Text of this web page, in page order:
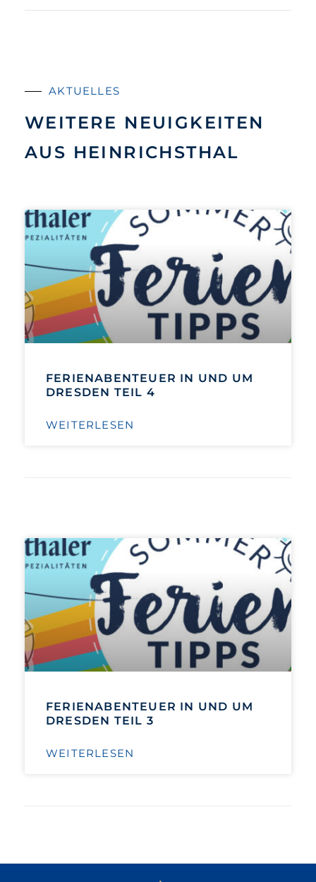
AKTUELLES
WEITERE NEUIGKEITEN
AUS HEINRICHSTHAL
FERIENABENTEUER IN UND UM
DRESDEN TEIL 4
WEITERLESEN
FERIENABENTEUER IN UND UM
DRESDEN TEIL 3
WEITERLESEN